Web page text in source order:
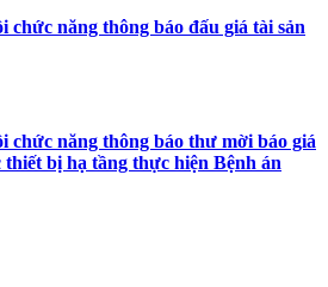
chức năng thông báo đấu giá tài sản
chức năng thông báo thư mời báo giá
thiết bị hạ tầng thực hiện Bệnh án